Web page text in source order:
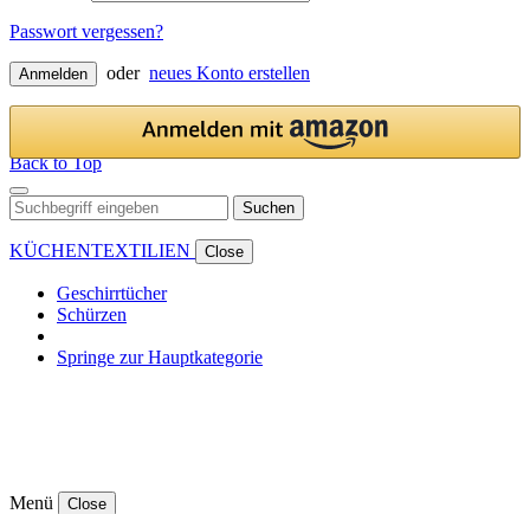
Passwort vergessen?
Anmelden oder neues Konto erstellen
Back to Top
Suchen
KÜCHENTEXTILIEN Close
Geschirrtücher
Schürzen
Springe zur Hauptkategorie
Menü Close